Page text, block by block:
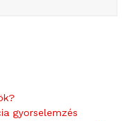
gyorselemzés